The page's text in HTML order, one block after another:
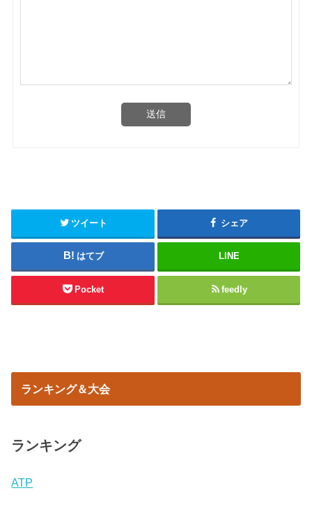
送信
ツイート シェア
はてブ LINE
Pocket feedly
ランキング＆大会
ランキング
ATP